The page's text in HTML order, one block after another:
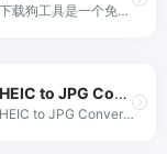
下载狗工具是一个免费的无水印视频下载器，支持哔哩哔哩（B站）、小红书、快手、抖音等主流平台的视频解析和下载。
HEIC to JPG Converter
HEIC to JPG Converter 是一款免费的在线工具，能够快速将HEIC格式图片转换为JPG格式，支持批量处理，确保隐私安全。